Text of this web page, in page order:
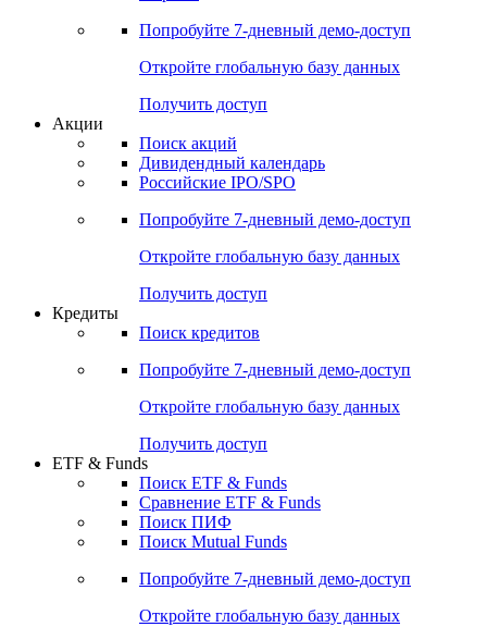
Cbonds Pages
Опросы
Попробуйте7-дневный
Откройте глобальную базу данных
Получить доступ
Поиск акций
Российские IPO/SPO
Попробуйте7-дневный
Откройте глобальную базу данных
Получить доступ
Поиск кредитов
Попробуйте7-дневный
Откройте глобальную базу данных
Получить доступ
ETF & Funds
Сравнение ETF & Funds
Поиск Mutual Funds